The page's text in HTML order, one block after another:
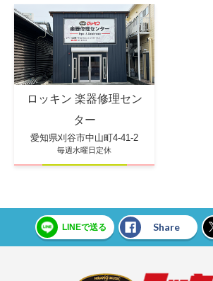
ロッキン 楽器修理セン
ター
愛知県刈谷市中山町4-41-2
毎週水曜日定休
LINEで送る Share